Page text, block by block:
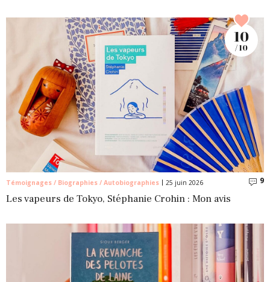
Témoignages / Biographies / Autobiographies 25 juin 2026 9
Les vapeurs de Tokyo, Stéphanie Crohin : Mon avis
10
/ 10